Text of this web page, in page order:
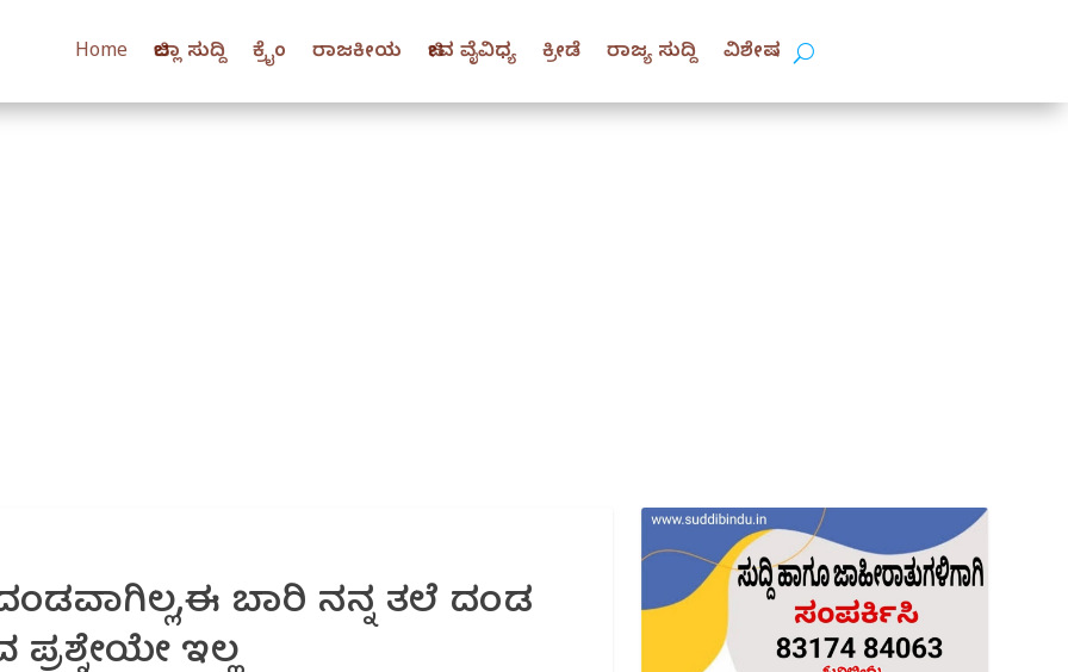
Home ಜಿಲ್ಲಾ ಸುದ್ದಿ ಕ್ರೈಂ ರಾಜಕೀಯ ಜೀವ ವೈವಿಧ್ಯ ಕ್ರೀಡೆ ರಾಜ್ಯ ಸುದ್ದಿ ವಿಶೇಷ
ಬಾರಿ ನನ್ನ ತಲೆ ದಂಡ
ಪ್ರಶ್ನೇಯೇ ಇಲ್ಲ